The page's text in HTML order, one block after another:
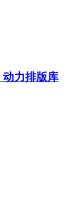
动力排版库